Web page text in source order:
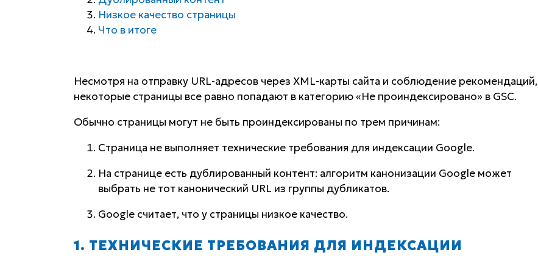
Низкое качество страницы
Что в итоге
Несмотря на отправку URL-адресов через XML-карты сайта и соблюдение рекомендаций,
некоторые страницы все равно попадают в категорию «Не проиндексировано» в GSC.
Обычно страницы могут не быть проиндексированы по трем причинам:
Страница не выполняет технические требования для индексации Google.
На странице есть дублированный контент: алгоритм канонизации Google может
выбрать не тот канонический URL из группы дубликатов.
Google считает, что у страницы низкое качество.
1. ТЕХНИЧЕСКИЕ ТРЕБОВАНИЯ ДЛЯ ИНДЕКСАЦИИ